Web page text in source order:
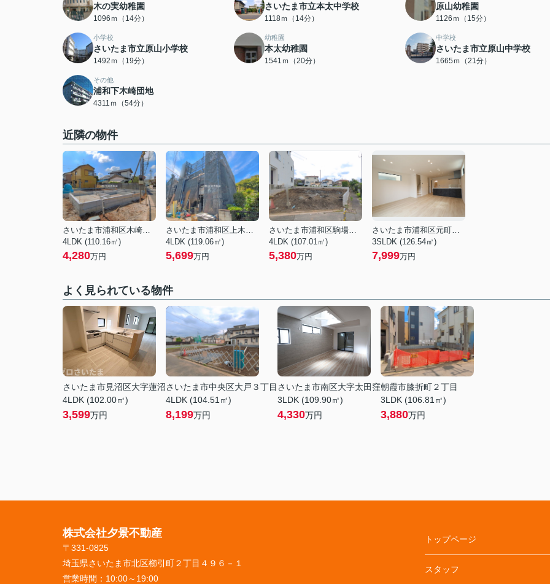
木の実幼稚園
1096ｍ（14分）
さいたま市立本太中学校
1118ｍ（14分）
原山幼稚園
1126ｍ（15分）
小学校
さいたま市立原山小学校
1492ｍ（19分）
幼稚園
本太幼稚園
1541ｍ（20分）
中学校
さいたま市立原山中学校
1665ｍ（21分）
その他
浦和下木崎団地
4311ｍ（54分）
近隣の物件
さいたま市浦和区木崎２丁目
4LDK (110.16㎡)
4,280万円
さいたま市浦和区上木崎８丁目
4LDK (119.06㎡)
5,699万円
さいたま市浦和区駒場１丁目
4LDK (107.01㎡)
5,380万円
さいたま市浦和区元町３丁目
3SLDK (126.54㎡)
7,999万円
よく見られている物件
さいたま市見沼区大字蓮沼
4LDK (102.00㎡)
3,599万円
さいたま市中央区大戸３丁目
4LDK (104.51㎡)
8,199万円
さいたま市南区大字太田窪
3LDK (109.90㎡)
4,330万円
朝霞市膝折町２丁目
3LDK (106.81㎡)
3,880万円
株式会社夕景不動産
〒331-0825
埼玉県さいたま市北区櫛引町２丁目４９６－１
営業時間： 10:00～19:00
トップページ
スタッフ